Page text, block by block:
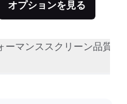
オプションを見る
ーマンススクリーン品質